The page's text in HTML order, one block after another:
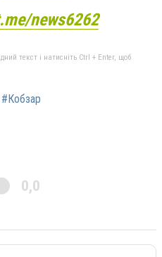
news6262
текст і натисніть Ctrl + Enter, щоб
#Кобзар
0,0